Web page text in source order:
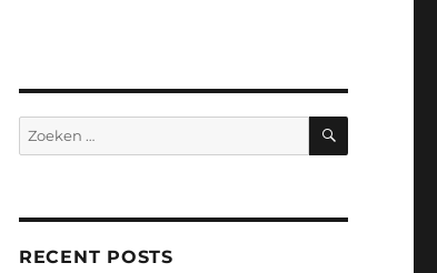
Zoeken
naar:
ZOEKEN
RECENT POSTS